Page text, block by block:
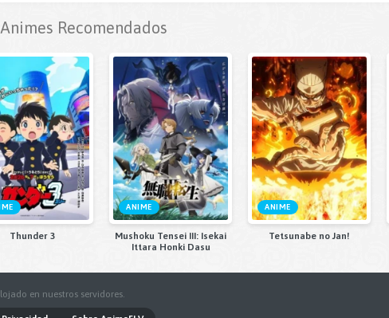
Animes Recomendados
Thunder 3
ANIME
Mushoku Tensei III: Isekai
Ittara Honki Dasu
ANIME
Tetsunabe no Jan!
en nuestros servidores.